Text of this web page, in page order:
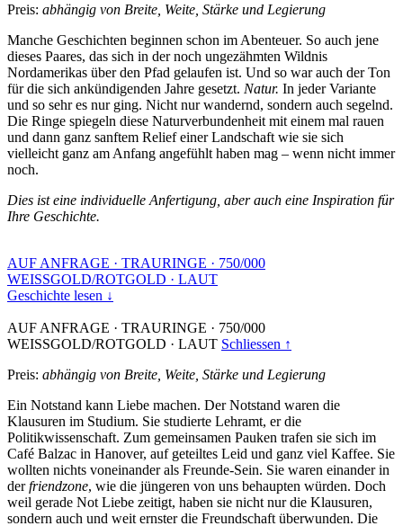
Preis: abhängig von Breite, Weite, Stärke und Legierung
Manche Geschichten beginnen schon im Abenteuer. So auch jene
dieses Paares, das sich in der noch ungezähmten Wildnis
Nordamerikas über den Pfad gelaufen ist. Und so war auch der Ton
für die sich ankündigenden Jahre gesetzt. Natur. In jeder Variante
und so sehr es nur ging. Nicht nur wandernd, sondern auch segelnd.
Die Ringe spiegeln diese Naturverbundenheit mit einem mal rauen
und dann ganz sanftem Relief einer Landschaft wie sie sich
vielleicht ganz am Anfang angefühlt haben mag – wenn nicht immer
noch.
Dies ist eine individuelle Anfertigung, aber auch eine Inspiration für
Ihre Geschichte.
AUF ANFRAGE · TRAURINGE · 750/000
WEISSGOLD/ROTGOLD · LAUT
Geschichte lesen ↓
AUF ANFRAGE · TRAURINGE · 750/000
WEISSGOLD/ROTGOLD · LAUT Schliessen ↑
Preis: abhängig von Breite, Weite, Stärke und Legierung
Ein Notstand kann Liebe machen. Der Notstand waren die
Klausuren im Studium. Sie studierte Lehramt, er die
Politikwissenschaft. Zum gemeinsamen Pauken trafen sie sich im
Café Balzac in Hanover, auf geteiltes Leid und ganz viel Kaffee. Sie
wollten nichts voneinander als Freunde-Sein. Sie waren einander in
derfriendzone, wie die jüngeren von uns behaupten würden. Doch
weil gerade Not Liebe zeitigt, haben sie nicht nur die Klausuren,
sondern auch und weit ernster die Freundschaft überwunden. Die